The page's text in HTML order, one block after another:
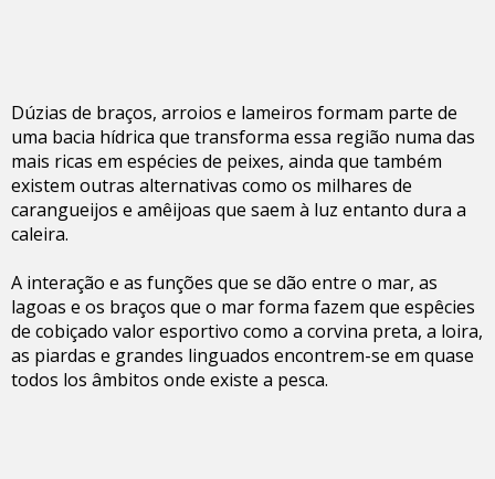
Dúzias de braços, arroios e lameiros formam parte de
uma bacia hídrica que transforma essa região numa das
mais ricas em espécies de peixes, ainda que também
existem outras alternativas como os milhares de
carangueijos e amêijoas que saem à luz entanto dura a
caleira.
A interação e as funções que se dão entre o mar, as
lagoas e os braços que o mar forma fazem que espêcies
de cobiçado valor esportivo como a corvina preta, a loira,
as piardas e grandes linguados encontrem-se em quase
todos los âmbitos onde existe a pesca.